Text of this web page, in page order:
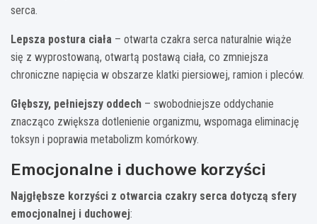
serca.
Lepsza postura ciała – otwarta czakra serca naturalnie wiąże
się z wyprostowaną, otwartą postawą ciała, co zmniejsza
chroniczne napięcia w obszarze klatki piersiowej, ramion i pleców.
Głębszy, pełniejszy oddech – swobodniejsze oddychanie
znacząco zwiększa dotlenienie organizmu, wspomaga eliminację
toksyn i poprawia metabolizm komórkowy.
Emocjonalne i duchowe korzyści
Najgłębsze korzyści z otwarcia czakry serca dotyczą sfery
emocjonalnej i duchowej: